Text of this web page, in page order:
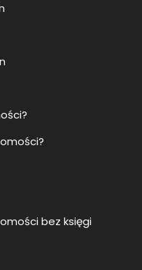
bez księgi